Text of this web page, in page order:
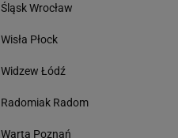
Śląsk Wrocław
Wisła Płock
Widzew Łódź
Radomiak Radom
Warta Poznań